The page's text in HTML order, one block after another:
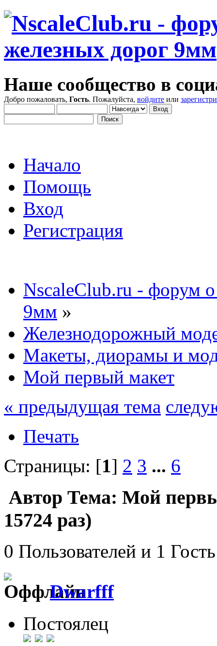
Наше сообщество в
Добро пожаловать, Гость. Пожалуйста, войдите или
Начало
Помощь
Вход
Регистрация
NscaleClub.ru - форум
9мм »
Железнодорожный
Макеты, диорамы и
Мой первый макет
« предыдущая тема
Печать
Страницы: [1] 2 3 ... 6
Автор Тема: Мой
15724 раз)
0 Пользователей и 1
Dwarfff
Постоялец